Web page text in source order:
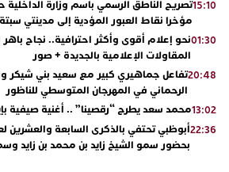
15:10تصريح الناطق الرسمي باسم وزارة الداخلية
مؤخرا نقاط العبور المؤدية إلى مدينتي
01:30نحو إعلام أقوى وأكثر احترافية.. نجاح باهر
المقاولات الإعلامية بالجديدة + صور
20:48تفاعل جماهيري كبير مع سعيد بني شيكر
الرحماني في المهرجان المتوسطي للناظور
13:02محمد سعد يطرح “رقصينا” .. أغنية صيفية
22:36أبوظبي تحتفي بالذكرى السابعة والعشرين
بحضور سمو الشيخ زايد بن محمد بن زايد